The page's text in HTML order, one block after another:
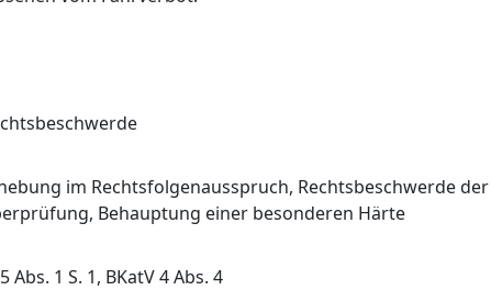
im Rechtsfolgenausspruch, Rechtsbeschwerde
Behauptung einer besonderen Härte
Abs. 1 S. 1, BKatV 4 Abs. 4